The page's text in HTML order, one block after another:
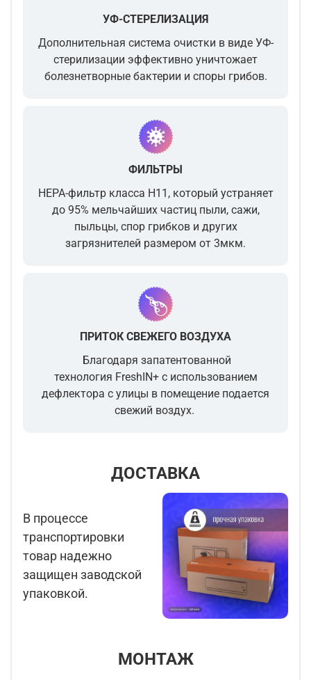
УФ-СТЕРЕЛИЗАЦИЯ
Дополнительная система очистки в виде УФ-
стерилизации эффективно уничтожает
болезнетворные бактерии и споры грибов.
ФИЛЬТРЫ
НЕРА-фильтр класса Н11, который устраняет
до 95% мельчайших частиц пыли, сажи,
пыльцы, спор грибков и других
загрязнителей размером от 3мкм.
ПРИТОК СВЕЖЕГО ВОЗДУХА
Благодаря запатентованной
технология FreshIN+ с использованием
дефлектора с улицы в помещение подается
свежий воздух.
ДОСТАВКА
В процессе
транспортировки
товар надежно
защищен заводской
упаковкой.
МОНТАЖ